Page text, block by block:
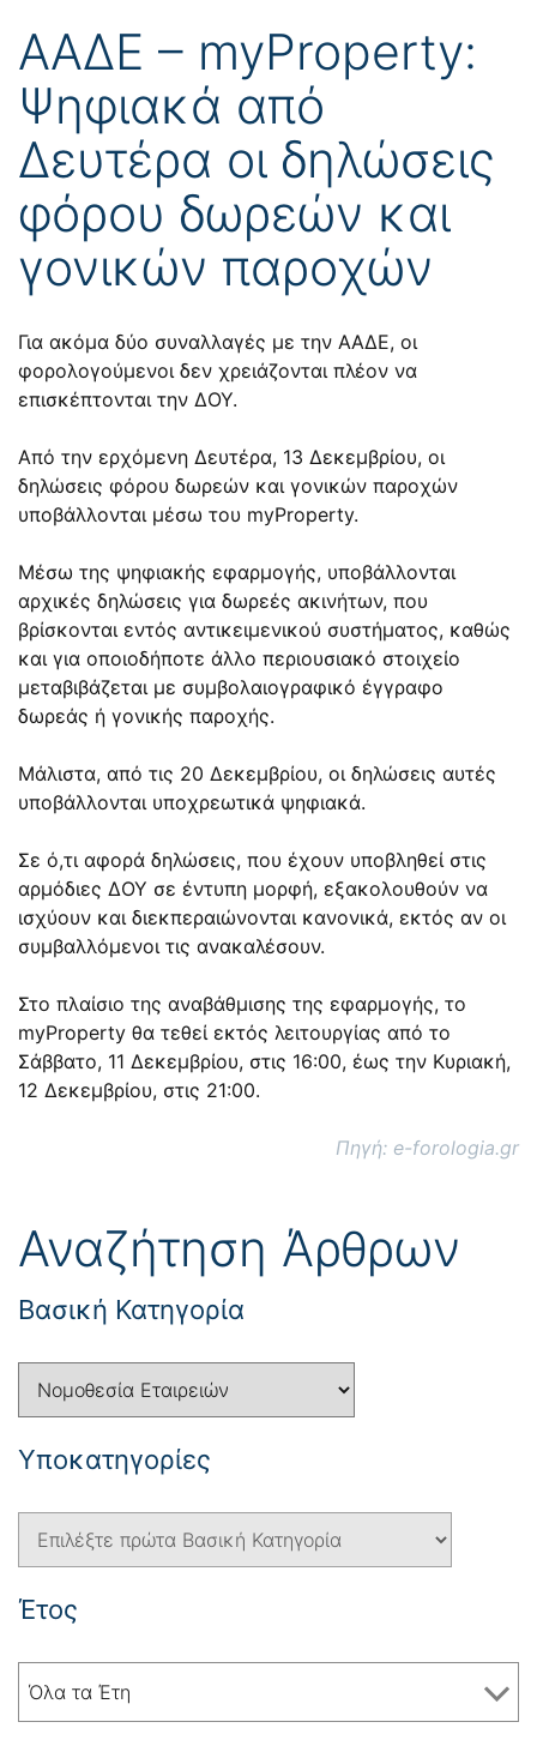
ΑΑΔΕ – myProperty:
Ψηφιακά από
Δευτέρα οι δηλώσεις
φόρου δωρεών και
γονικών παροχών
Για ακόμα δύο συναλλαγές με την ΑΑΔΕ, οι
φορολογούμενοι δεν χρειάζονται πλέον να
επισκέπτονται την ΔΟΥ.
Από την ερχόμενη Δευτέρα, 13 Δεκεμβρίου, οι
δηλώσεις φόρου δωρεών και γονικών παροχών
υποβάλλονται μέσω του myProperty.
Μέσω της ψηφιακής εφαρμογής, υποβάλλονται
αρχικές δηλώσεις για δωρεές ακινήτων, που
βρίσκονται εντός αντικειμενικού συστήματος, καθώς
και για οποιοδήποτε άλλο περιουσιακό στοιχείο
μεταβιβάζεται με συμβολαιογραφικό έγγραφο
δωρεάς ή γονικής παροχής.
Μάλιστα, από τις 20 Δεκεμβρίου, οι δηλώσεις αυτές
υποβάλλονται υποχρεωτικά ψηφιακά.
Σε ό,τι αφορά δηλώσεις, που έχουν υποβληθεί στις
αρμόδιες ΔΟΥ σε έντυπη μορφή, εξακολουθούν να
ισχύουν και διεκπεραιώνονται κανονικά, εκτός αν οι
συμβαλλόμενοι τις ανακαλέσουν.
Στο πλαίσιο της αναβάθμισης της εφαρμογής, το
myProperty θα τεθεί εκτός λειτουργίας από το
Σάββατο, 11 Δεκεμβρίου, στις 16:00, έως την Κυριακή,
12 Δεκεμβρίου, στις 21:00.
Πηγή: e-forologia.gr
Αναζήτηση Άρθρων
Βασική Κατηγορία
Yποκατηγορίες
Έτος
Όλα τα Έτη